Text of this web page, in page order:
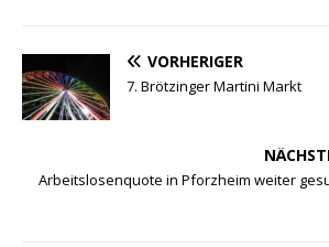
VORHERIGER
7. Brötzinger Martini Markt
Arbeitslosenquote in Pforzheim weiter